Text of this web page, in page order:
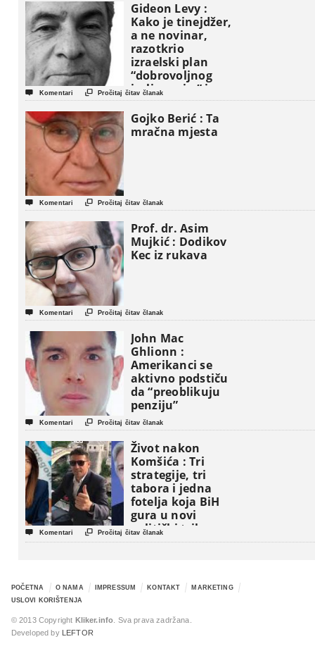
Gideon Levy :
Kako je tinejdžer,
a ne novinar,
razotkrio
izraelski plan
“dobrovoljnog
iseljavanja ” iz
Gaze
 Komentari  Pročitaj čitav članak
Gojko Berić : Ta
mračna mjesta
 Komentari  Pročitaj čitav članak
Prof. dr. Asim
Mujkić : Dodikov
Kec iz rukava
 Komentari  Pročitaj čitav članak
John Mac
Ghlionn :
Amerikanci se
aktivno podstiču
da “preoblikuju
penziju”
 Komentari  Pročitaj čitav članak
Život nakon
Komšića : Tri
strategije, tri
tabora i jedna
fotelja koja BiH
gura u novi
politički triler
 Komentari  Pročitaj čitav članak
POČETNA O NAMA IMPRESSUM KONTAKT
MARKETING
USLOVI KORIŠTENJA
© 2013 Copyright Kliker.info . Sva prava zadržana.
Developed by
LEFTOR